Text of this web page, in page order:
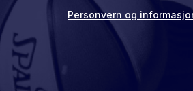
Personvern og